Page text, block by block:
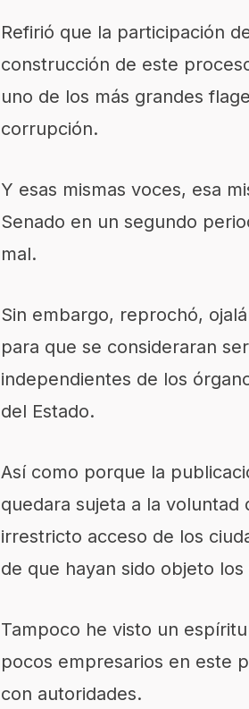
Refirió que la participación
construcción de este
uno de los más grandes
corrupción.
Y esas mismas voces, esa
Senado en un segundo
mal.
Sin embargo, reprochó,
para que se consideraran
independientes de los
del Estado.
Así como porque la
quedara sujeta a la
irrestricto acceso de los
de que hayan sido objeto
Tampoco he visto un
pocos empresarios en este
con autoridades.